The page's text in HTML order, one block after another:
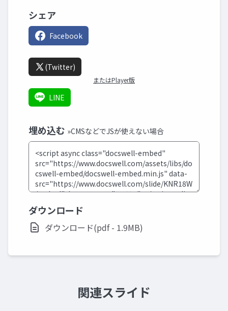
シェア
Facebook
(Twitter)
またはPlayer版
LINE
埋め込む »CMSなどでJSが使えない場合
ダウンロード
ダウンロード(pdf - 1.9MB)
関連スライド